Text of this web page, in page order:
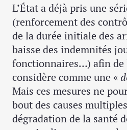
L’État a déjà pris une
(renforcement des
de la durée initiale des
baisse des indemnités
fonctionnaires…) afin de
considère comme une «
Mais ces mesures ne
bout des causes
dégradation de la santé